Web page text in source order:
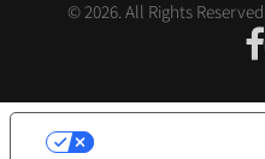
© 2026. All Rights